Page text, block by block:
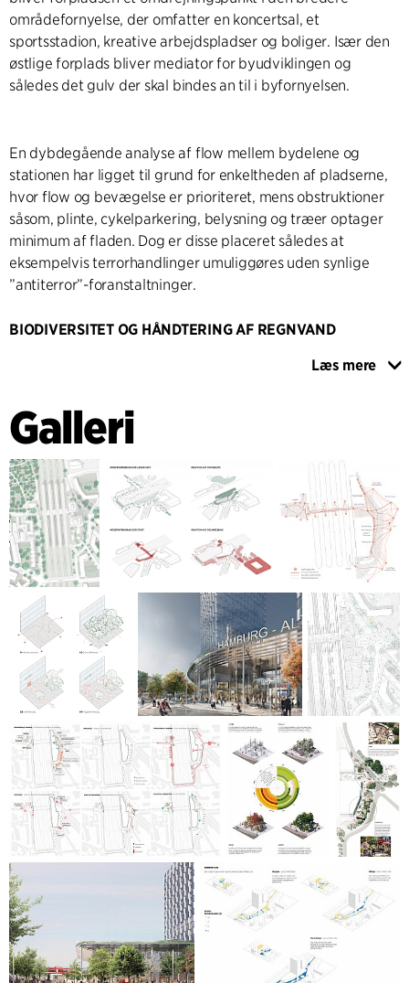
områdefornyelse, der omfatter en koncertsal, et
sportsstadion, kreative arbejdspladser og boliger. Især den
østlige forplads bliver mediator for byudviklingen og
således det gulv der skal bindes an til i byfornyelsen.
En dybdegående analyse af flow mellem bydelene og
stationen har ligget til grund for enkeltheden af pladserne,
hvor flow og bevægelse er prioriteret, mens obstruktioner
såsom, plinte, cykelparkering, belysning og træer optager
minimum af fladen. Dog er disse placeret således at
eksempelvis terrorhandlinger umuliggøres uden synlige
”antiterror”-foranstaltninger.
BIODIVERSITET OG HÅNDTERING AF REGNVAND
Designet er primært formet af de intense strømme i og
biodiversitet, integreret regnvandshåndtering på og under
belægningerne samt prioritering af cyklister og
fodgængere. Tætte og varierede træbeplantninger giver
farve, der skifter med årstiderne, strukturerer de enkle og
sammenhængende "gulve" på pladsen og indeholder
lommer til ophold, spisning og lokale begivenheder som
f.eks. markeder og koncerter. Pladsens topografi er gjort til
en fordel, idet den kombinerer fuld tilgængelighed med
siddekanter og diskret zoneinddeling.
Læs mere
Galleri